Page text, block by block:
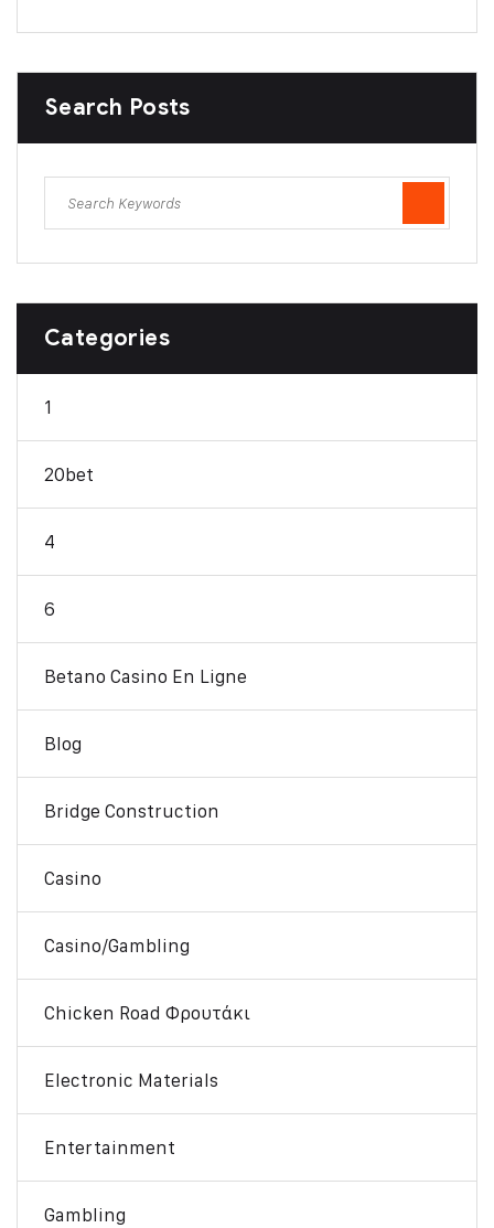
Search Posts
Categories
1
20bet
4
6
Betano Casino En Ligne
Blog
Bridge Construction
Casino
Casino/gambling
Chicken Road Φρουτάκι
Electronic Materials
Entertainment
Gambling